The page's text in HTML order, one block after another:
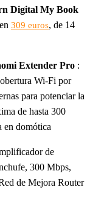
Digital My Book
309 euros, de 14
Extender Pro :
Wi-Fi por
para potenciar la
de hasta 300
en domótica
de
300 Mbps,
de Mejora Router